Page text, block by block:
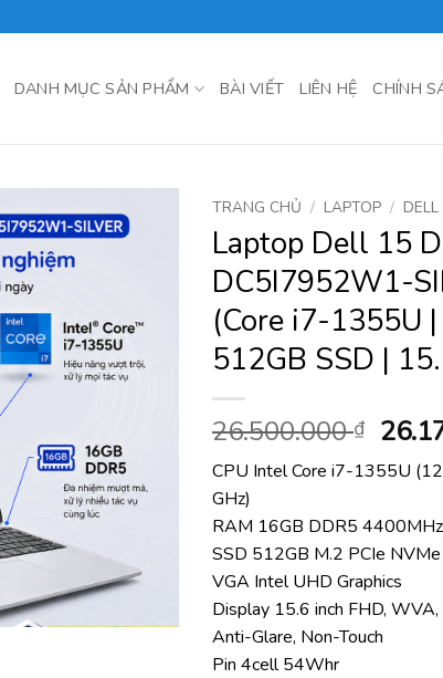
DANH MỤC SẢN PHẨM BÀI VIẾT LIÊN HỆ CHÍNH
TRANG CHỦ / LAPTOP / DELL
Laptop Dell 15
DC5I7952W1-
(Core i7-1355U
512GB SSD |
26.500.000₫ Giá
gốc
là:
CPU Intel Core i7-1355U
GHz)
RAM 16GB DDR5
SSD 512GB M.2 PCIe NVMe
VGA Intel UHD Graphics
Display 15.6 inch FHD,
Anti-Glare, Non-Touch
Pin 4cell 54Whr